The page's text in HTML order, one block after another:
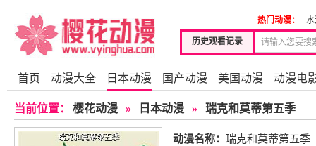
历史观看记录
热门动漫：
首页 动漫大全 日本动漫 国产动漫 美国动漫 动漫电
当前位置： 樱花动漫 » 日本动漫 » 瑞克和莫蒂第五季
动漫名称： 瑞克和莫蒂第五季